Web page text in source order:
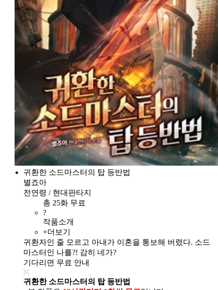
귀환한 소드마스터의 탑 등반법
별죠아
전연령 / 현대판타지
총 25화 무료
?
작품소개
+더보기
귀환자인 줄 모르고 아내가 이혼을 통보해 버렸다. 소드
마스터인 나를?! 감히 네가?
기다리면 무료 안내
귀환한 소드마스터의 탑 등반법